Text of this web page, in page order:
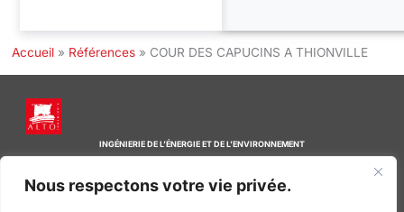
Nous respectons votre vie privée.
Accueil » Références » COUR DES CAPUCINS A THIONVILLE
INGÉNIERIE DE L’ÉNERGIE ET DE L’ENVIRONNEMENT